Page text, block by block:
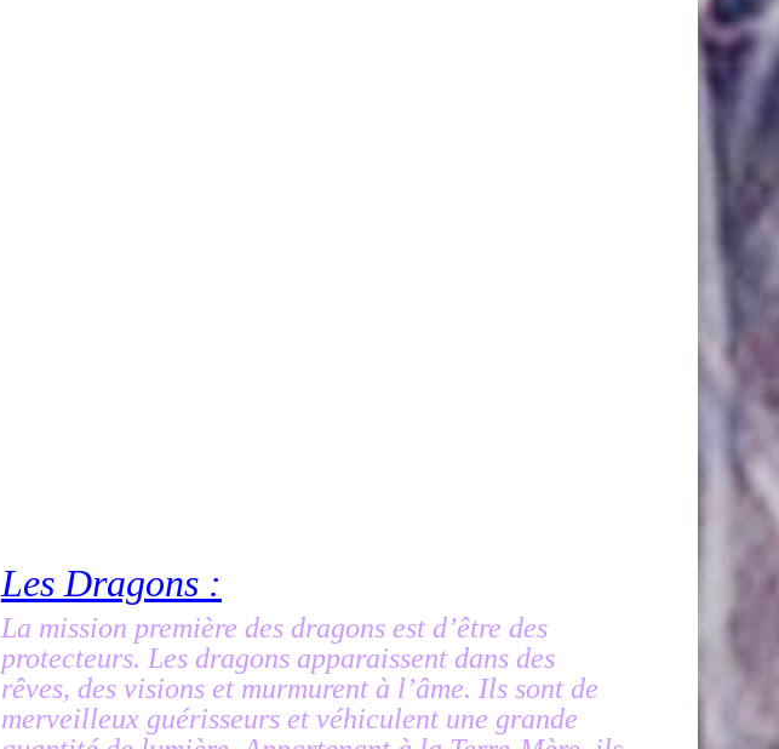
Les Dragons :
La mission première des dragons est d’être des
protecteurs. Les dragons apparaissent dans des
rêves, des visions et murmurent à l’âme. Ils sont de
merveilleux guérisseurs et véhiculent une grande